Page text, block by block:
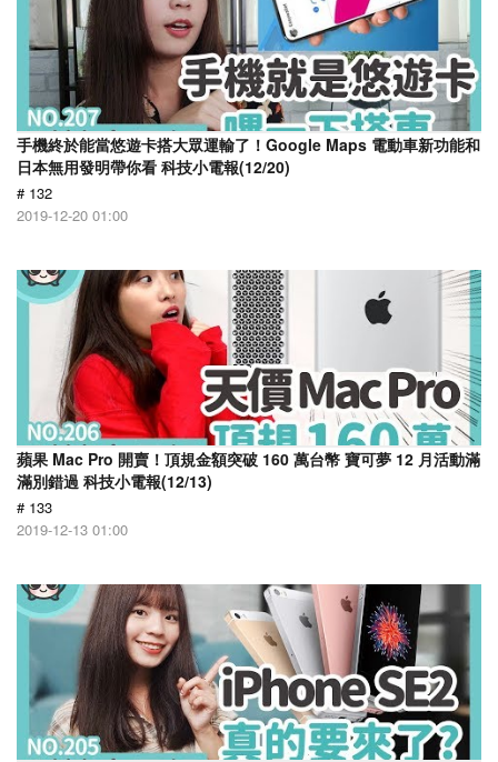
手機終於能當悠遊卡搭大眾運輸了！Google Maps 電動車新功能和
日本無用發明帶你看 科技小電報(12/20)
# 132
2019-12-20 01:00
蘋果 Mac Pro 開賣！頂規金額突破 160 萬台幣 寶可夢 12 月活動滿
滿別錯過 科技小電報(12/13)
# 133
2019-12-13 01:00